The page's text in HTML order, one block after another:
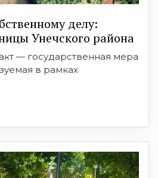
делу:
Унечского района
— государственная мера
в рамках